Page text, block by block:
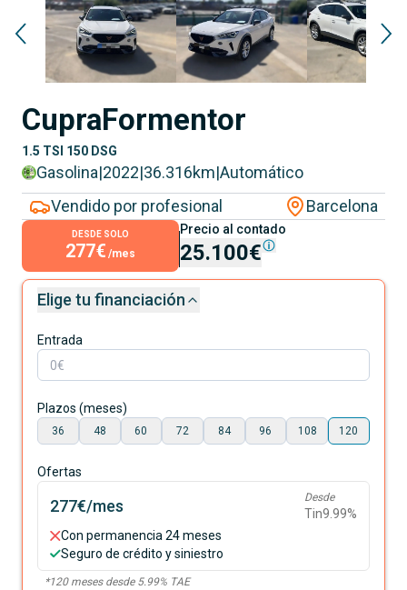
CupraFormentor
1.5 TSI 150 DSG
Gasolina|2022|36.316km|Automático
Vendido por profesional
Barcelona
DESDE SOLO
277€ /mes
Precio al contado
25.100€
Elige tu financiación
Entrada
Plazos (meses)
36 48 60 72 84 96 108 120
Ofertas
277€/mes Desde
Tin9.99%
Con permanencia 24 meses
Seguro de crédito y siniestro
*120meses desde 5.99% TAE